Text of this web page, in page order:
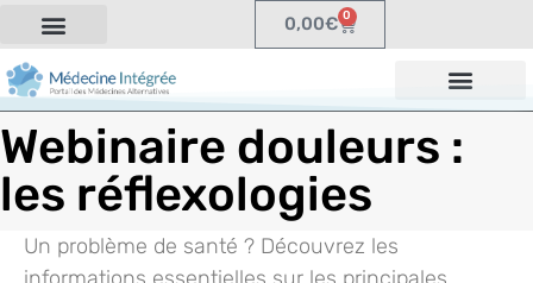
0,00€ 0
Webinaire douleurs :
les réflexologies
Un problème de santé ? Découvrez les